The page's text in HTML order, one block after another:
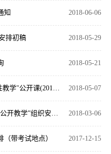
2018-06-06
知
2018-05-29
排初稿
2018-05-21
2018-05-07
2017-2018学年春季学期"示范性教学"公开课(2017-2018-2学期)
2018-03-06
山东大学本科课程开学第一周“公开教学”组织安排一览表(2017-2018-2学期)
2017-12-15
带考试地点）